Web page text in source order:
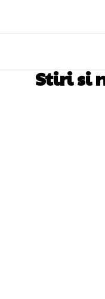
Stiri si